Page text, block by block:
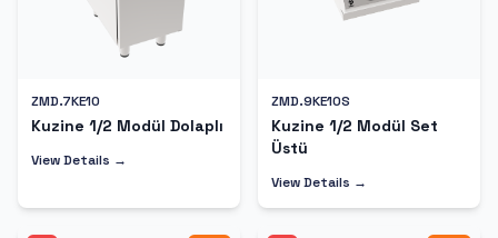
ZMD.7KE10
Kuzine 1/2 Modül Dolaplı
View Details →
ZMD.9KE10S
Kuzine 1/2 Modül Set
Üstü
View Details →